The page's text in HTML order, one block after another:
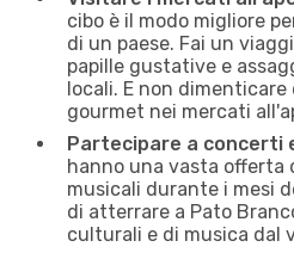
cibo è il modo migliore
di un paese. Fai un
papille gustative e
locali. E non
gourmet nei mercati
Partecipare a concerti
hanno una vasta
musicali durante i mesi
di atterrare a Pato
culturali e di musica dal